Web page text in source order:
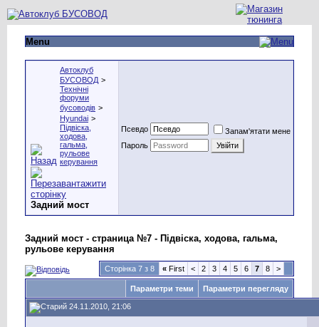
Menu
Автоклуб
БУСОВОД >
Технічні
форуми
бусоводів >
Hyundai >
Підвіска,
ходова,
гальма,
рульове
керування
Задний мост
Псевдо
Запам'ятати мене
Пароль
Задний мост - страница №7 - Підвіска, ходова, гальма,
рульове керування
Сторінка 7 з 8 « First < 2 3 4 5 6 7 8 >
Параметри теми Параметри перегляду
24.11.2010, 21:06